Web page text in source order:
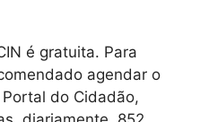
é gratuita. Para
agendar o
do Cidadão,